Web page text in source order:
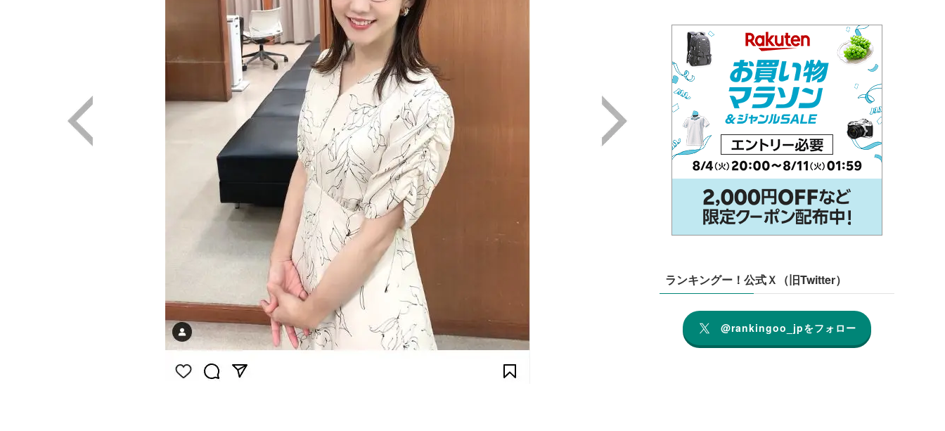
ランキングー！公式Ｘ（旧Twitter）
@rankingoo_jpをフォロー